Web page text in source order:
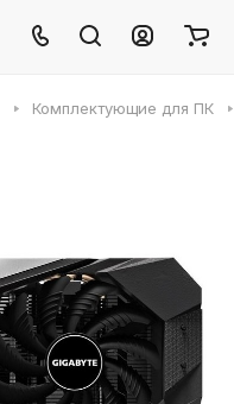
Комплектующие для ПК